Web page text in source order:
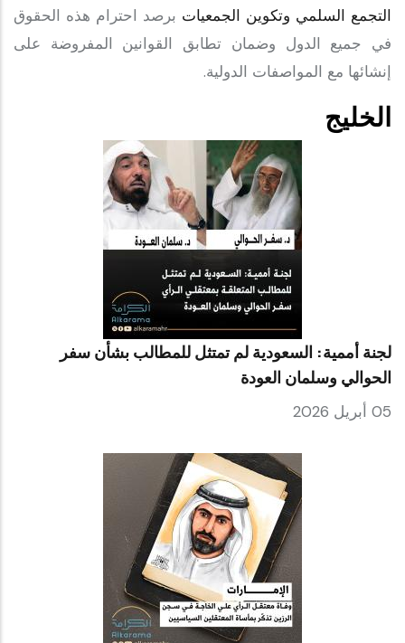
التجمع السلمي وتكوين الجمعيات برصد احترام هذه الحقوق
في جميع الدول وضمان تطابق القوانين المفروضة على
إنشائها مع المواصفات الدولية.
الخليج
لجنة أممية: السعودية لم تمتثل للمطالب بشأن سفر
الحوالي وسلمان العودة
05 أبريل 2026